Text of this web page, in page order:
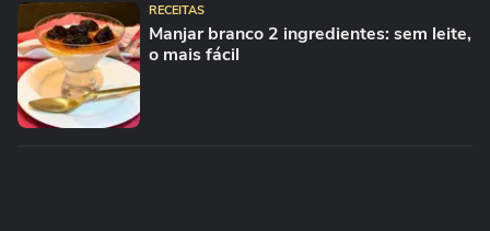
RECEITAS
Manjar branco 2 ingredientes: sem leite,
o mais fácil